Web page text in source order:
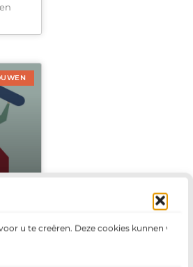
u te creëren. Deze cookies kunnen voor